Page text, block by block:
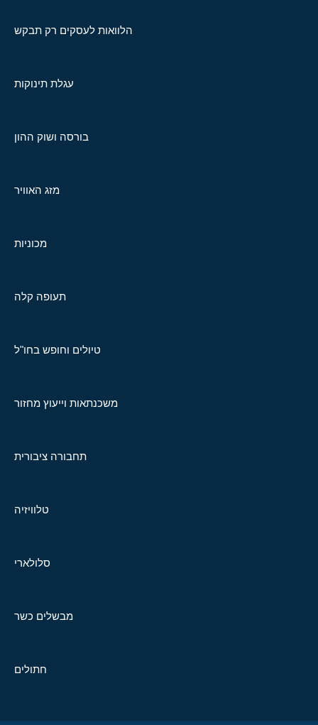
הלוואות לעסקים רק תבקש
עגלת תינוקות
בורסה ושוק ההון
מזג האוויר
מכוניות
תעופה קלה
טיולים וחופש בחו"ל
משכנתאות וייעוץ מחזור
תחבורה ציבורית
טלוויזיה
סלולארי
מבשלים כשר
חתולים